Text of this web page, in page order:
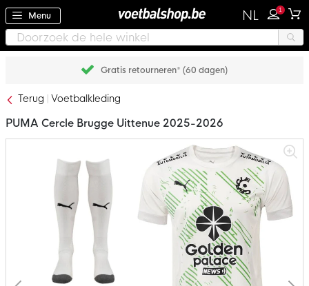
Menu NL 1
Gratis retourneren* (60 dagen)
Terug Voetbalkleding
afbeeldingen-
PUMA Cercle Brugge Uittenue 2025-2026